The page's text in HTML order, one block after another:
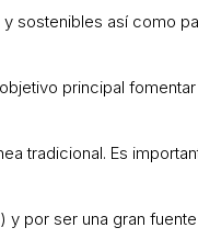
sostenibles así como
principal
tradicional. Es
por ser una gran